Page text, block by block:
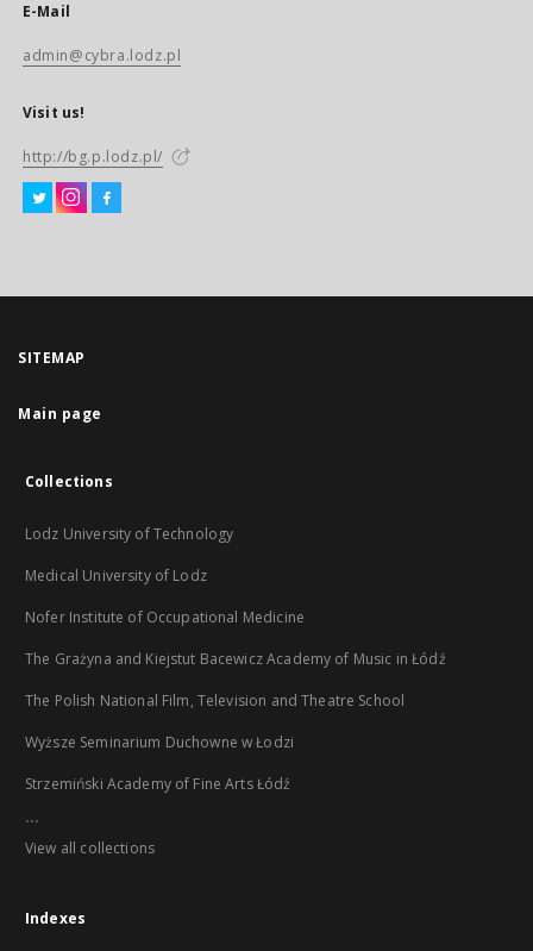
E-Mail
admin@cybra.lodz.pl
Visit us!
http://bg.p.lodz.pl/
SITEMAP
Main page
Collections
Lodz University of Technology
Medical University of Lodz
Nofer Institute of Occupational Medicine
The Grażyna and Kiejstut Bacewicz Academy of Music in Łódź
The Polish National Film, Television and Theatre School
Wyższe Seminarium Duchowne w Łodzi
Strzemiński Academy of Fine Arts Łódź
...
View all collections
Indexes